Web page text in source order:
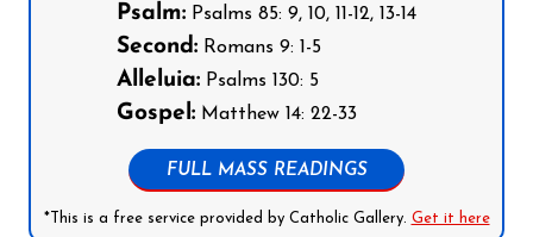
Psalm: Psalms 85: 9, 10, 11-12, 13-14
Second: Romans 9: 1-5
Alleluia: Psalms 130: 5
Gospel: Matthew 14: 22-33
FULL MASS READINGS
*This is a free service provided by Catholic Gallery. Get it here